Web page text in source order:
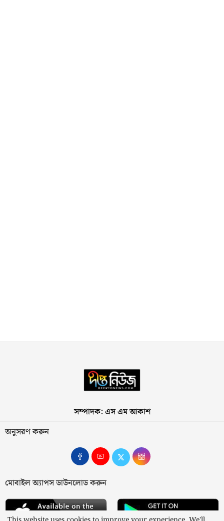
সম্পাদক: এস এম আকাশ
অনুসরণ করুন
মোবাইল অ্যাপস ডাউনলোড করুন